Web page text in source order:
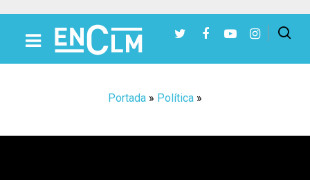
Portada » Política »